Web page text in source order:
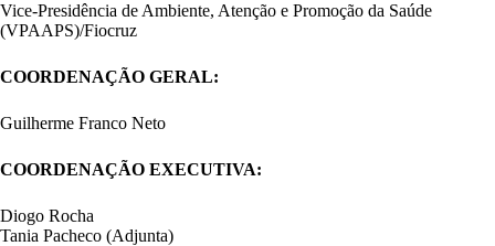
Vice-Presidência de Ambiente, Atenção e Promoção da Saúde
(VPAAPS)/Fiocruz
COORDENAÇÃO GERAL:
Guilherme Franco Neto
COORDENAÇÃO EXECUTIVA:
Diogo Rocha
Tania Pacheco (Adjunta)